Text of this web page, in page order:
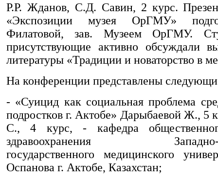
Р.Р. Жданов, С.Д. Савин, 2 курс.
«Экспозиции музея ОрГМУ»
Филатовой, зав. Музеем ОрГМУ.
присутствующие активно обсуждали
литературы «Традиции и новаторство в
На конференции представлены
- «Суицид как социальная проблема
подростков г. Актобе» Дарыбаевой Ж., 5
С., 4 курс, - кафедра
здравоохранения Западно-
государственного медицинского
Оспанова г. Актобе, Казахстан;